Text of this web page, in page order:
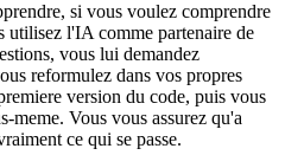
si vous voulez comprendre
utilisez l'IA comme partenaire de
vous lui demandez
reformulez dans vos propres
version du code, puis vous
meme. Vous vous assurez qu'a
ce qui se passe.